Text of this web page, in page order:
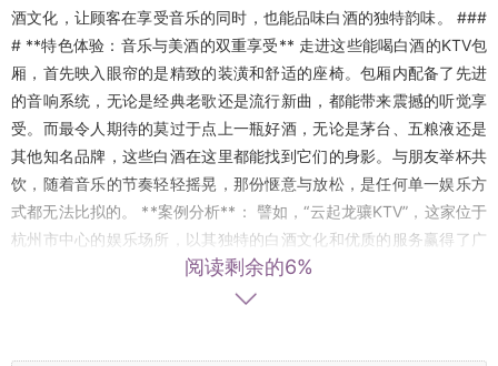
酒文化，让顾客在享受音乐的同时，也能品味白酒的独特韵味。 ###
# **特色体验：音乐与美酒的双重享受** 走进这些能喝白酒的KTV包
厢，首先映入眼帘的是精致的装潢和舒适的座椅。包厢内配备了先进
的音响系统，无论是经典老歌还是流行新曲，都能带来震撼的听觉享
受。而最令人期待的莫过于点上一瓶好酒，无论是茅台、五粮液还是
其他知名品牌，这些白酒在这里都能找到它们的身影。与朋友举杯共
饮，随着音乐的节奏轻轻摇晃，那份惬意与放松，是任何单一娱乐方
式都无法比拟的。 **案例分析**： 譬如，“云起龙骧KTV”，这家位于
杭州市中心的娱乐场所，以其独特的白酒文化和优质的服务赢得了广
泛好评。这里不仅提供多种高端白酒选择，还定期举办白酒品鉴活
动，邀请专业品酒师为顾客讲解白酒知识，让顾客在享受美酒的同
阅读剩余的6%